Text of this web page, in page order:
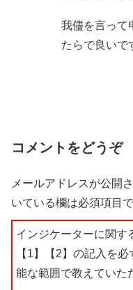
我儘を言って
たらで良いで
コメントをどうぞ
メールアドレスが公開
いている欄は必須項目
インジケーターに関す
【1】【2】の記入を
能な範囲で教えていた